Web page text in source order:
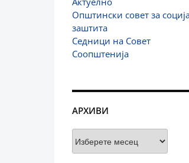
Општински совет за
заштита
Седници на Совет
Соопштенија
АРХИВИ